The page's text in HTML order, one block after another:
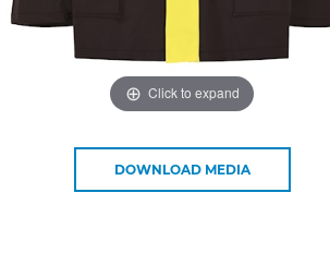
Click to expand
DOWNLOAD MEDIA